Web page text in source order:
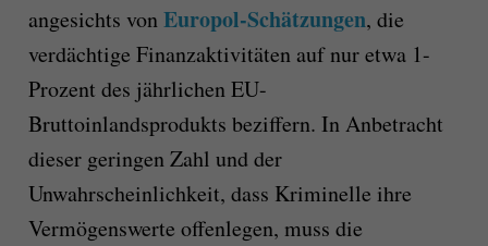
angesichts vonEuropol-Schätzungen, die
verdächtige Finanzaktivitäten auf nur etwa 1-
Prozent des jährlichen EU-
Bruttoinlandsprodukts beziffern. In Anbetracht
dieser geringen Zahl und der
Unwahrscheinlichkeit, dass Kriminelle ihre
Vermögenswerte offenlegen, muss die